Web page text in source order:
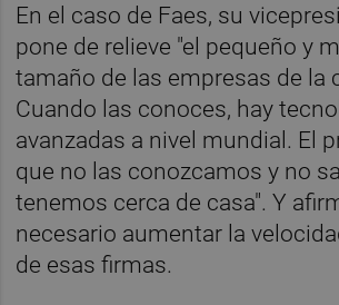
En el caso de Faes, su
pone de relieve "el pequeño y
tamaño de las empresas de la
Cuando las conoces, hay
avanzadas a nivel mundial. El
que no las conozcamos y no
tenemos cerca de casa". Y
necesario aumentar la
de esas firmas.